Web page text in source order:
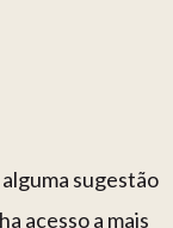
sugestão
acesso a mais